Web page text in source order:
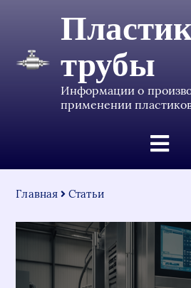
трубы
Информации о
применении
Главная Статьи